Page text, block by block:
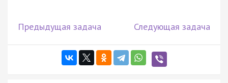
Предыдущая задача Следующая задача